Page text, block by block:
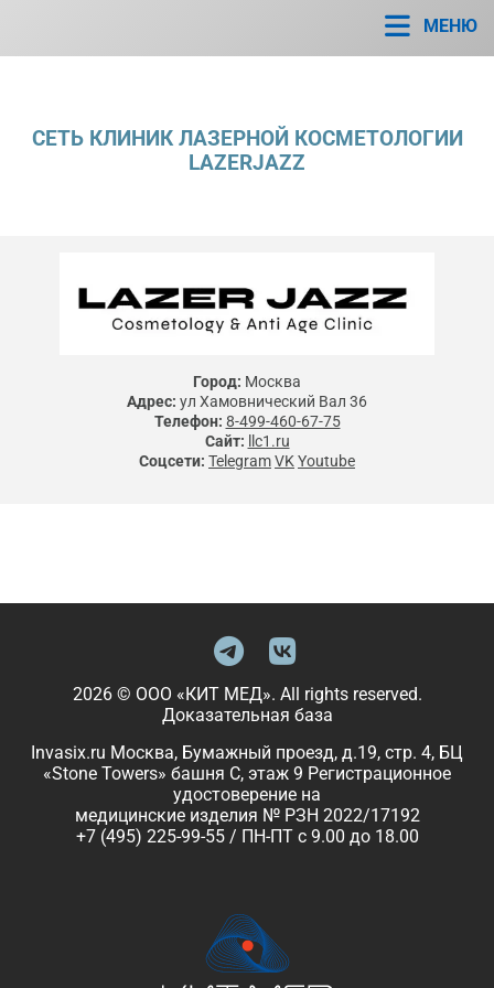
МЕНЮ
СЕТЬ КЛИНИК ЛАЗЕРНОЙ КОСМЕТОЛОГИИ
LAZERJAZZ
Город: Москва
Адрес: ул Хамовнический Вал 36
Телефон: 8-499-460-67-75
Сайт:
llc1.ru
Соцсети: TelegramVKYoutube
2026 © ООО «КИТ МЕД». All rights reserved.
Доказательная база
Invasix.ru Москва, Бумажный проезд, д.19, стр. 4, БЦ
«Stone Towers» башня C, этаж 9 Регистрационное
удостоверение на
медицинские изделия № РЗН 2022/17192
+7 (495) 225-99-55 / ПН-ПТ с 9.00 до 18.00